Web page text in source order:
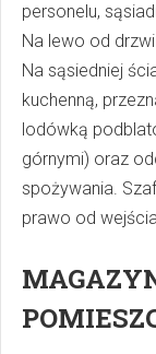
personelu,
Na lewo od
Na sąsiedniej
kuchenną,
lodówką
górnymi) oraz
spożywania.
prawo od